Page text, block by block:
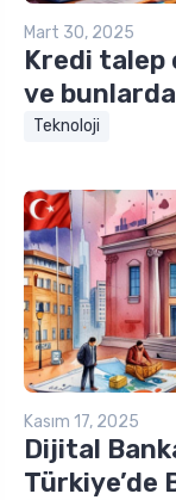
Mart 30, 2025
Kredi talep
ve
Teknoloji
Kasım 17, 2025
Dijital
Türkiye’de